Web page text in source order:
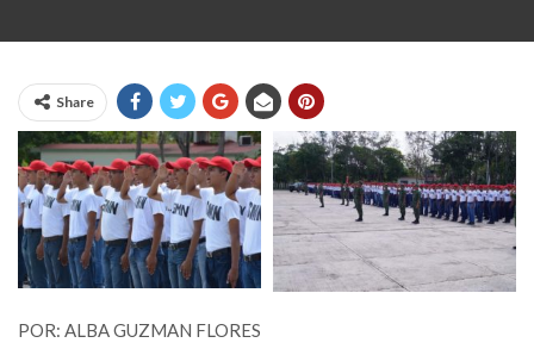
Share
POR: ALBA GUZMAN FLORES